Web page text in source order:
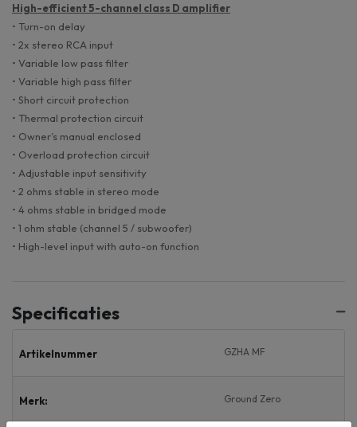
High-efficient 5-channel class D amplifier
• Turn-on delay
• 2x stereo RCA input
• Variable low pass filter
• Variable high pass filter
• Short circuit protection
• Thermal protection circuit
• Owner’s manual enclosed
• Overload protection circuit
• Adjustable input sensitivity
• 2 ohms stable in stereo mode
• 4 ohms stable in bridged mode
• 1 ohm stable (channel 5 / subwoofer)
• High-level input with auto-on function
Specificaties
Artikelnummer GZHA MF
Merk: Ground Zero